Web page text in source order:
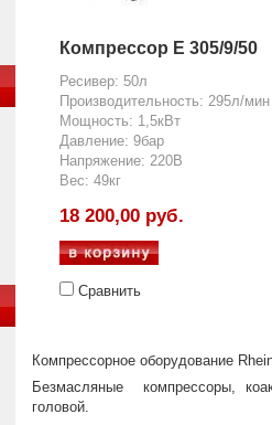
Компрессор E 305/9/50
Ресивер: 50л
Производительность: 295л/мин
Мощность: 1,5кВт
Давление: 9бар
Напряжение: 220В
Вес: 49кг
18 200,00 руб.
Сравнить
Компрессорное оборудование
Безмасляные компрессоры,
головой.